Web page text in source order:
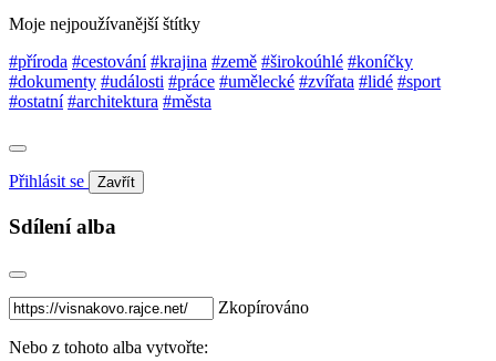
Moje nejpoužívanější štítky
#příroda #cestování #krajina #země #širokoúhlé #koníčky
#dokumenty #události #práce #umělecké #zvířata #lidé #sport
#ostatní #architektura #města
Přihlásit se Zavřít
Sdílení alba
Zkopírováno
Nebo z tohoto alba vytvořte: